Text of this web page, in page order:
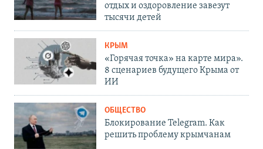
отдых и оздоровление завезут
тысячи детей
КРЫМ
«Горячая точка» на карте мира».
8 сценариев будущего Крыма от
ИИ
ОБЩЕСТВО
Блокирование Telegram. Как
решить проблему крымчанам